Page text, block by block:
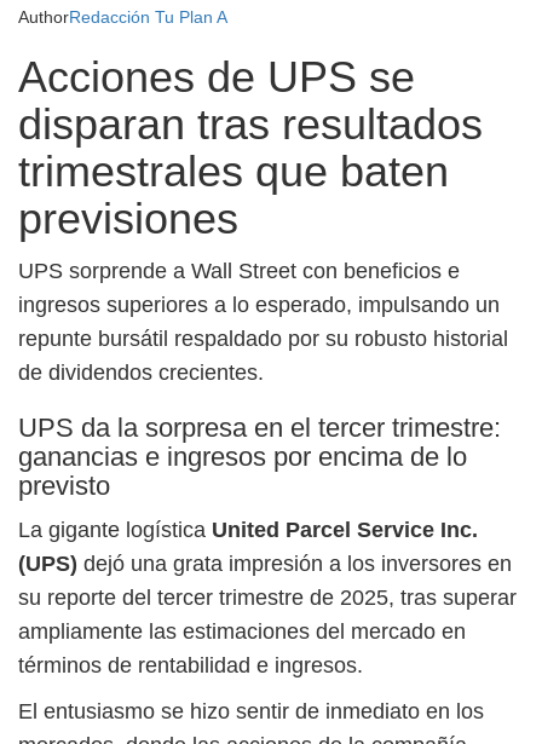
AuthorRedacción Tu Plan A
Acciones de UPS se
disparan tras resultados
trimestrales que baten
previsiones
UPS sorprende a Wall Street con beneficios e
ingresos superiores a lo esperado, impulsando un
repunte bursátil respaldado por su robusto historial
de dividendos crecientes.
UPS da la sorpresa en el tercer trimestre:
ganancias e ingresos por encima de lo
previsto
La gigante logística United Parcel Service Inc.
(UPS) dejó una grata impresión a los inversores en
su reporte del tercer trimestre de 2025, tras superar
ampliamente las estimaciones del mercado en
términos de rentabilidad e ingresos.
El entusiasmo se hizo sentir de inmediato en los